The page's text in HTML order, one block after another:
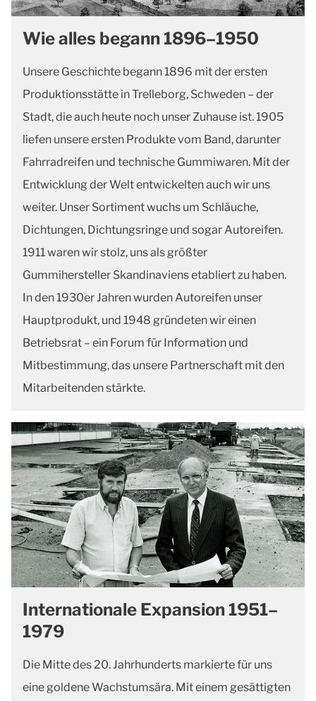
Wie alles begann 1896–1950
Unsere Geschichte begann 1896 mit der ersten
Produktionsstätte in Trelleborg, Schweden – der
Stadt, die auch heute noch unser Zuhause ist. 1905
liefen unsere ersten Produkte vom Band, darunter
Fahrradreifen und technische Gummiwaren. Mit der
Entwicklung der Welt entwickelten auch wir uns
weiter. Unser Sortiment wuchs um Schläuche,
Dichtungen, Dichtungsringe und sogar Autoreifen.
1911 waren wir stolz, uns als größter
Gummihersteller Skandinaviens etabliert zu haben.
In den 1930er Jahren wurden Autoreifen unser
Hauptprodukt, und 1948 gründeten wir einen
Betriebsrat – ein Forum für Information und
Mitbestimmung, das unsere Partnerschaft mit den
Mitarbeitenden stärkte.
Internationale Expansion 1951–
1979
Die Mitte des 20. Jahrhunderts markierte für uns
eine goldene Wachstumsära. Mit einem gesättigten